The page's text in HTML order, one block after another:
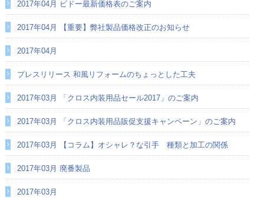
2017年04月 ビドー最新価格表のご案内
2017年04月 【重要】弊社製品価格改正のお知らせ
2017年04月
プレスリリース 和風リフォームのちょっとした工夫
2017年03月 「クロス内装用品セール2017」のご案内
2017年03月 「クロス内装用品販促支援キャンペーン」のご案内
2017年03月 【コラム】オシャレ？な引手 種類と加工の関係
2017年03月 廃番製品
2017年03月